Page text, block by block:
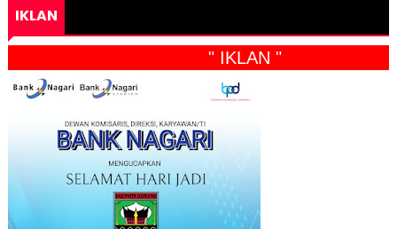
IKLAN
" IKLAN "